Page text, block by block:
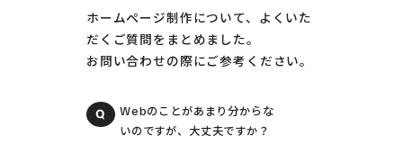
ホームページ制作について、よくいた
だくご質問をまとめました。
お問い合わせの際にご参考ください。
Webのことがあまり分からな
いのですが、大丈夫ですか？